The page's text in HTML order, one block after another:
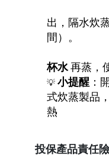
出，隔水炊
間）。
2、跳
杯水再蒸，
💡 小提醒 ：
式炊蒸製品
熱
投保產品責任險